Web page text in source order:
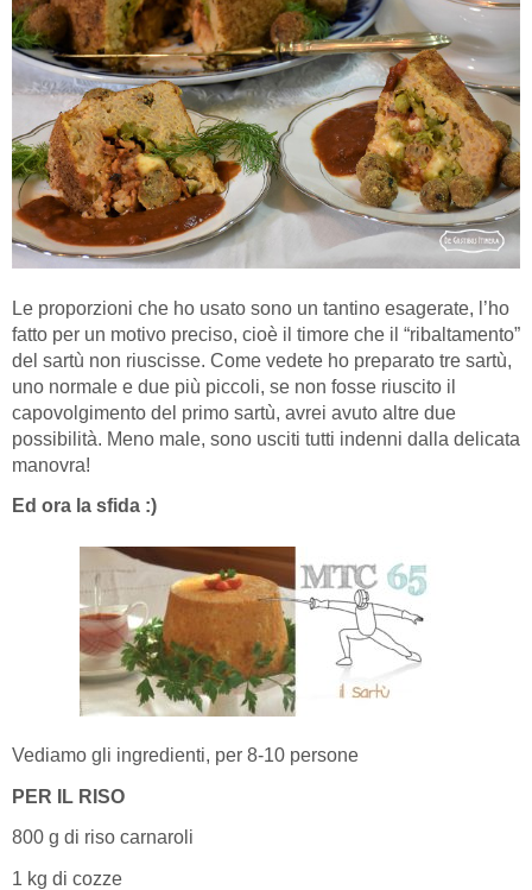
Le proporzioni che ho usato sono un tantino esagerate, l’ho
fatto per un motivo preciso, cioè il timore che il “ribaltamento”
del sartù non riuscisse. Come vedete ho preparato tre sartù,
uno normale e due più piccoli, se non fosse riuscito il
capovolgimento del primo sartù, avrei avuto altre due
possibilità. Meno male, sono usciti tutti indenni dalla delicata
manovra!
Ed ora la sfida :)
Vediamo gli ingredienti, per 8-10 persone
PER IL RISO
800 g di riso carnaroli
1 kg di cozze